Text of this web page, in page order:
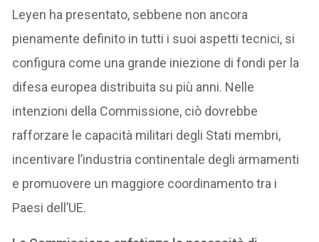
Leyen ha presentato, sebbene non ancora
pienamente definito in tutti i suoi aspetti tecnici, si
configura come una grande iniezione di fondi per la
difesa europea distribuita su più anni. Nelle
intenzioni della Commissione, ciò dovrebbe
rafforzare le capacità militari degli Stati membri,
incentivare l’industria continentale degli armamenti
e promuovere un maggiore coordinamento tra i
Paesi dell’UE.